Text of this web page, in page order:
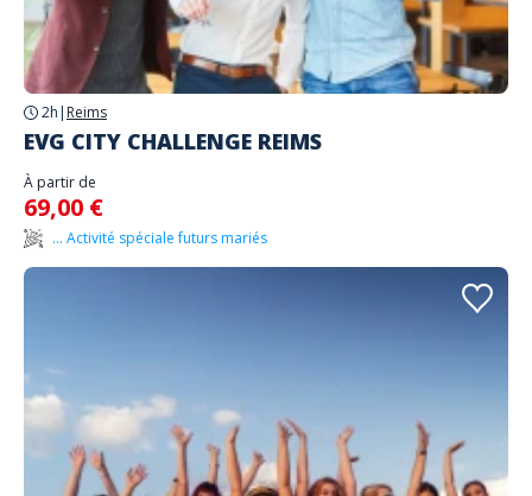
2h | Reims
EVG CITY CHALLENGE REIMS
À partir de
69,00 €
... Activité spéciale futurs mariés